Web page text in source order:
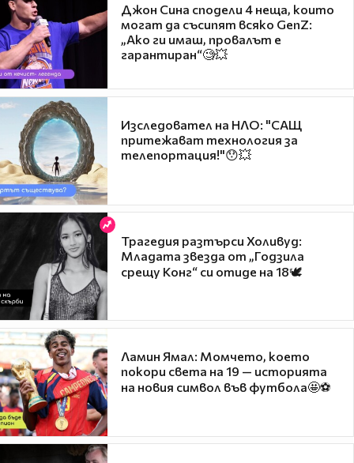
Джон Сина сподели 4 неща, които
могат да съсипят всяко GenZ:
„Ако ги имаш, провалът е
гарантиран“🧐💥
Изследовател на НЛО: "САЩ
притежават технология за
телепортация!"😯💥
Трагедия разтърси Холивуд:
Младата звезда от „Годзила
срещу Конг“ си отиде на 18🕊️
Ламин Ямал: Момчето, което
покори света на 19 — историята
на новия символ във футбола🤩⚽